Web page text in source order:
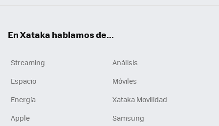
En Xataka hablamos de...
Streaming
Análisis
Espacio
Móviles
Energía
Xataka Movilidad
Apple
Samsung